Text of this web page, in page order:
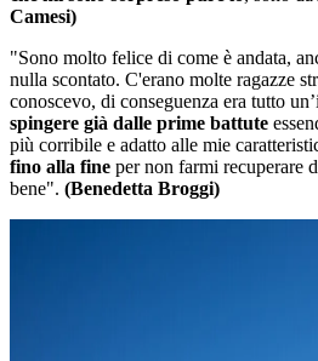
Camesi)
"Sono molto felice di come è andata,
nulla scontato. C'erano molte ragazze
conoscevo, di conseguenza era tutto
spingere già dalle prime battute
più corribile e adatto alle mie
fino alla fine per non farmi recuperare
bene". (Benedetta Broggi)